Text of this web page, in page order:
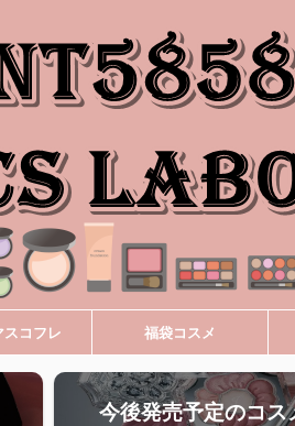
スコフレ 福袋コスメ
今後発売予定のコス